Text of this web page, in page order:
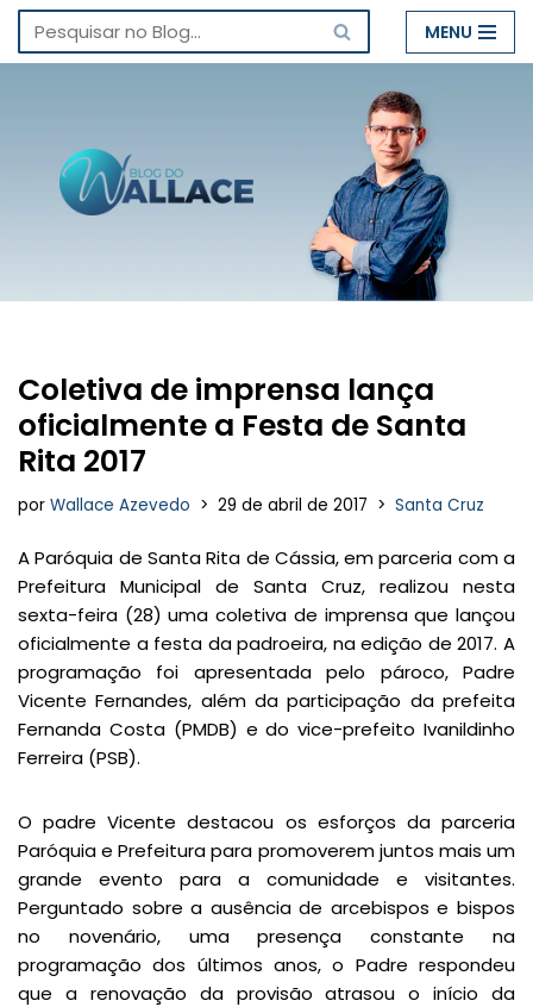
Pular
conteúdo
MENU
Coletiva de imprensa lança
oficialmente a Festa de Santa
Rita 2017
por Wallace Azevedo 29 de abril de 2017 Santa Cruz
A Paróquia de Santa Rita de Cássia, em parceria com a
Prefeitura Municipal de Santa Cruz, realizou nesta
sexta-feira (28) uma coletiva de imprensa que lançou
oficialmente a festa da padroeira, na edição de 2017. A
programação foi apresentada pelo pároco, Padre
Vicente Fernandes, além da participação da prefeita
Fernanda Costa (PMDB) e do vice-prefeito Ivanildinho
Ferreira (PSB).
O padre Vicente destacou os esforços da parceria
Paróquia e Prefeitura para promoverem juntos mais um
grande evento para a comunidade e visitantes.
Perguntado sobre a ausência de arcebispos e bispos
no novenário, uma presença constante na
programação dos últimos anos, o Padre respondeu
que a renovação da provisão atrasou o início da